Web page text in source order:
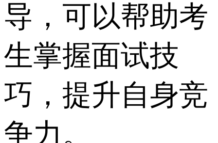
导，可以帮助考
生掌握面试技
巧，提升自身竞
争力。